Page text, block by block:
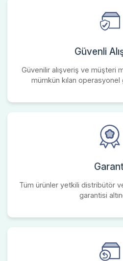
Güvenli
Güvenilir alışveriş ve müşteri
mümkün kılan
Tüm ürünler yetkili distribütör
garantisi